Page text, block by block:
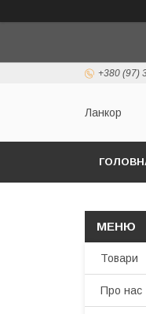
+380 (97)
Ланкор
Товари
Про нас